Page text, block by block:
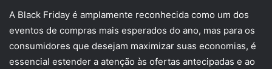
A Black Friday é amplamente reconhecida como um dos
eventos de compras mais esperados do ano, mas para os
consumidores que desejam maximizar suas economias, é
essencial estender a atenção às ofertas antecipadas e ao